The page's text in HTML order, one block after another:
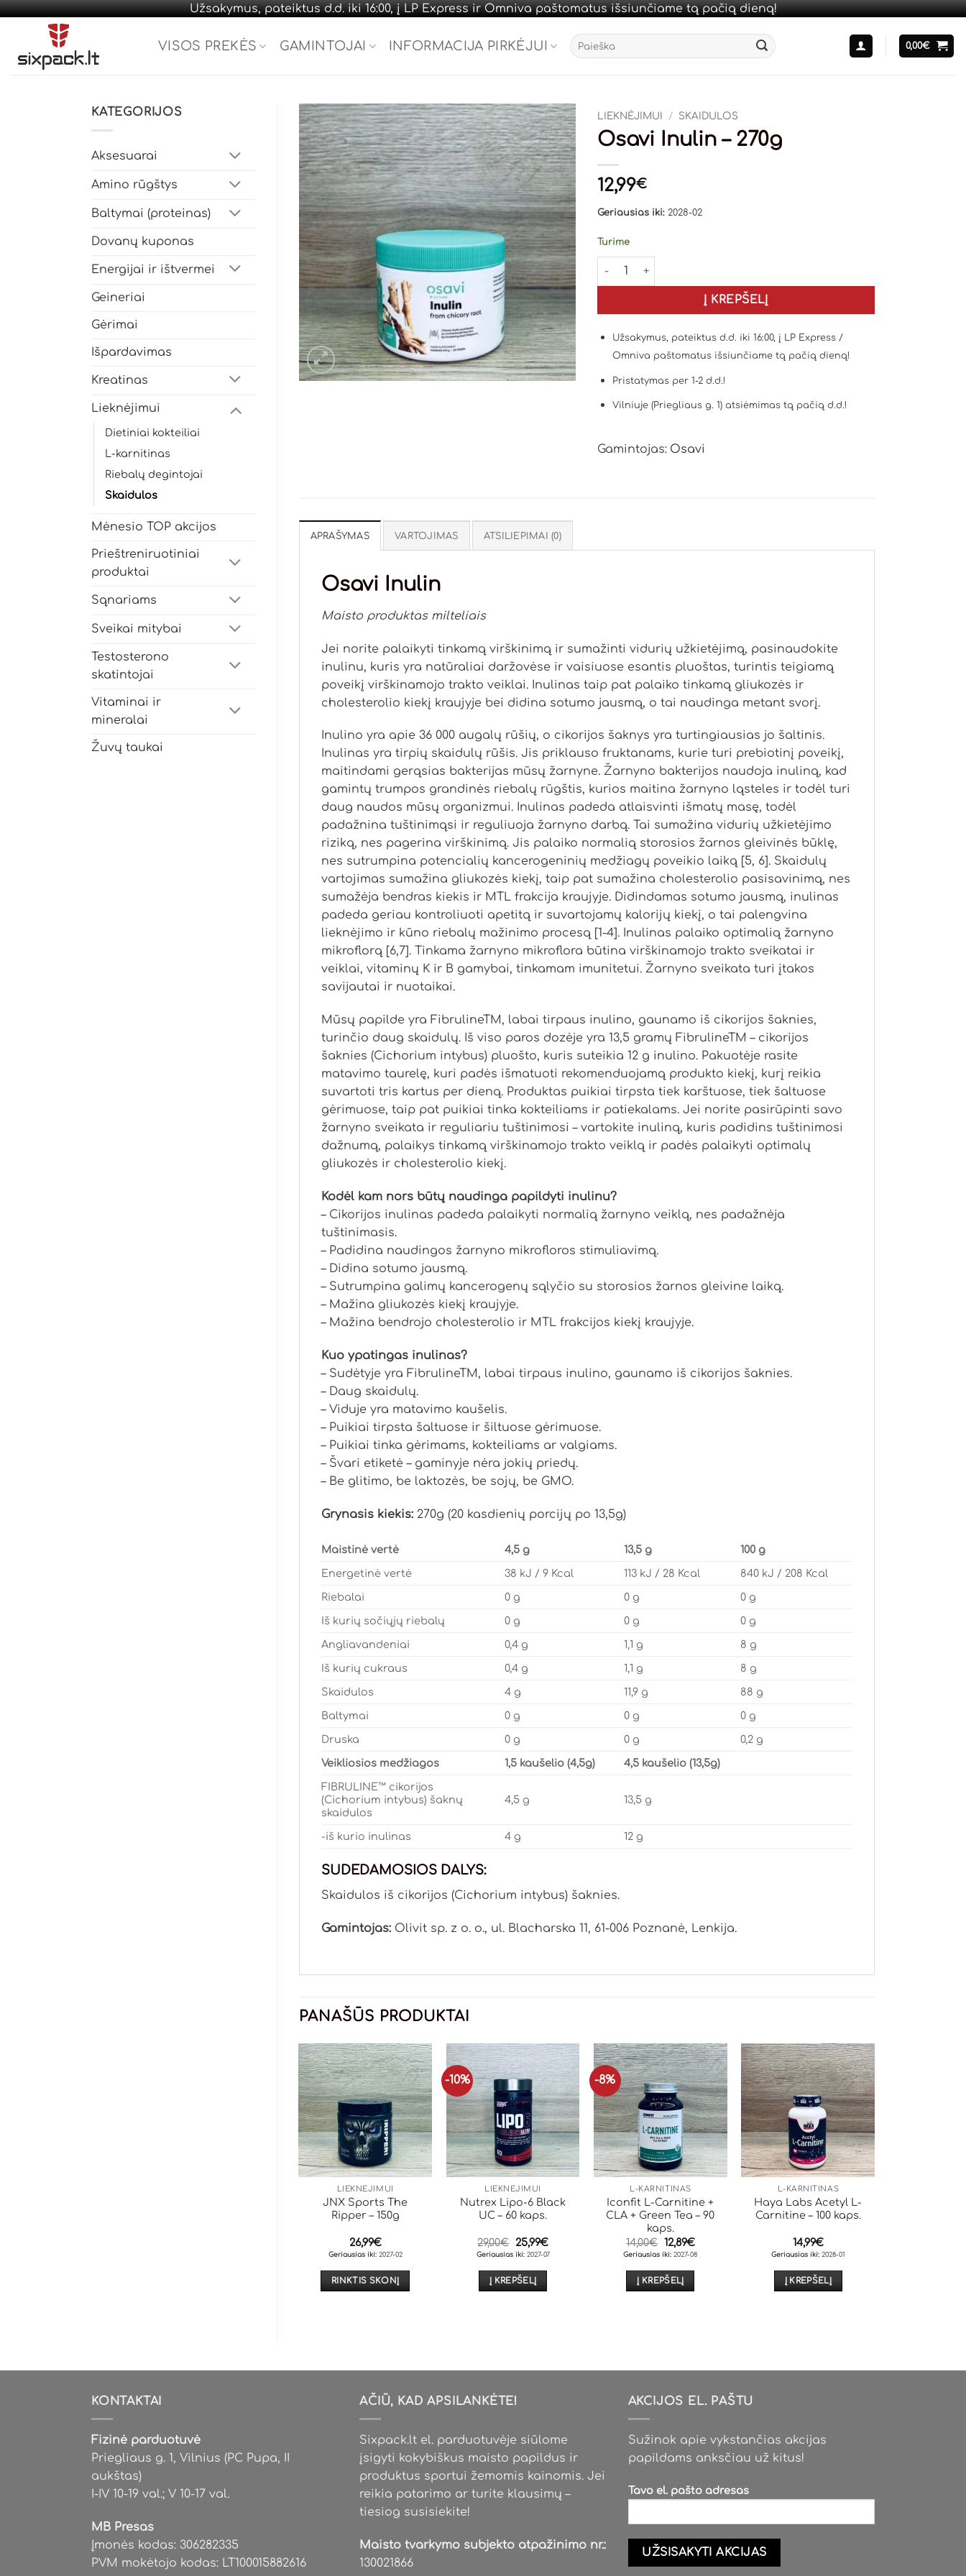
Užsakymus, pateiktus d.d. iki 16:00, į LP Express ir Omniva paštomatus išsiunčiame tą pačią dieną!
content
VISOS PREKĖS GAMINTOJAI INFORMACIJA PIRKĖJUI Ieškoti:
0,00€
KATEGORIJOS
Aksesuarai
Amino rūgštys
Baltymai (proteinas)
Dovanų kuponas
Energijai ir ištvermei
Geineriai
Gėrimai
Išpardavimas
Kreatinas
Lieknėjimui
Dietiniai kokteiliai
L-karnitinas
Riebalų degintojai
Skaidulos
Mėnesio TOP akcijos
Prieštreniruotiniai
produktai
Sąnariams
Sveikai mitybai
Testosterono
skatintojai
Vitaminai ir
mineralai
Žuvų taukai
LIEKNĖJIMUI / SKAIDULOS
Osavi Inulin – 270g
12,99€
Geriausias iki: 2028-02
Turime
produkto kiekis: Osavi Inulin - 270g
Į KREPŠELĮ
Užsakymus, pateiktus d.d. iki 16:00, į LP Express /
Omniva paštomatus išsiunčiame tą pačią dieną!
Pristatymas per 1-2 d.d.!
Vilniuje (Priegliaus g. 1) atsiėmimas tą pačią d.d.!
Gamintojas: Osavi
APRAŠYMAS VARTOJIMAS ATSILIEPIMAI (0)
Osavi Inulin
Maisto produktas milteliais
Jei norite palaikyti tinkamą virškinimą ir sumažinti vidurių užkietėjimą, pasinaudokite
inulinu, kuris yra natūraliai daržovėse ir vaisiuose esantis pluoštas, turintis teigiamą
poveikį virškinamojo trakto veiklai. Inulinas taip pat palaiko tinkamą gliukozės ir
cholesterolio kiekį kraujyje bei didina sotumo jausmą, o tai naudinga metant svorį.
Inulino yra apie 36 000 augalų rūšių, o cikorijos šaknys yra turtingiausias jo šaltinis.
Inulinas yra tirpių skaidulų rūšis. Jis priklauso fruktanams, kurie turi prebiotinį poveikį,
maitindami gerąsias bakterijas mūsų žarnyne. Žarnyno bakterijos naudoja inuliną, kad
gamintų trumpos grandinės riebalų rūgštis, kurios maitina žarnyno ląsteles ir todėl turi
daug naudos mūsų organizmui. Inulinas padeda atlaisvinti išmatų masę, todėl
padažnina tuštinimąsi ir reguliuoja žarnyno darbą. Tai sumažina vidurių užkietėjimo
riziką, nes pagerina virškinimą. Jis palaiko normalią storosios žarnos gleivinės būklę,
nes sutrumpina potencialių kancerogeninių medžiagų poveikio laiką [5, 6]. Skaidulų
vartojimas sumažina gliukozės kiekį, taip pat sumažina cholesterolio pasisavinimą, nes
sumažėja bendras kiekis ir MTL frakcija kraujyje. Didindamas sotumo jausmą, inulinas
padeda geriau kontroliuoti apetitą ir suvartojamų kalorijų kiekį, o tai palengvina
lieknėjimo ir kūno riebalų mažinimo procesą [1-4]. Inulinas palaiko optimalią žarnyno
mikroflorą [6,7]. Tinkama žarnyno mikroflora būtina virškinamojo trakto sveikatai ir
veiklai, vitaminų K ir B gamybai, tinkamam imunitetui. Žarnyno sveikata turi įtakos
savijautai ir nuotaikai.
Mūsų papilde yra FibrulineTM, labai tirpaus inulino, gaunamo iš cikorijos šaknies,
turinčio daug skaidulų. Iš viso paros dozėje yra 13,5 gramų FibrulineTM – cikorijos
šaknies (Cichorium intybus) pluošto, kuris suteikia 12 g inulino. Pakuotėje rasite
matavimo taurelę, kuri padės išmatuoti rekomenduojamą produkto kiekį, kurį reikia
suvartoti tris kartus per dieną. Produktas puikiai tirpsta tiek karštuose, tiek šaltuose
gėrimuose, taip pat puikiai tinka kokteiliams ir patiekalams. Jei norite pasirūpinti savo
žarnyno sveikata ir reguliariu tuštinimosi – vartokite inuliną, kuris padidins tuštinimosi
dažnumą, palaikys tinkamą virškinamojo trakto veiklą ir padės palaikyti optimalų
gliukozės ir cholesterolio kiekį.
Kodėl kam nors būtų naudinga papildyti inulinu?
– Cikorijos inulinas padeda palaikyti normalią žarnyno veiklą, nes padažnėja
tuštinimasis.
– Padidina naudingos žarnyno mikrofloros stimuliavimą.
– Didina sotumo jausmą.
– Sutrumpina galimų kancerogenų sąlyčio su storosios žarnos gleivine laiką.
– Mažina gliukozės kiekį kraujyje.
– Mažina bendrojo cholesterolio ir MTL frakcijos kiekį kraujyje.
Kuo ypatingas inulinas?
– Sudėtyje yra FibrulineTM, labai tirpaus inulino, gaunamo iš cikorijos šaknies.
– Daug skaidulų.
– Viduje yra matavimo kaušelis.
– Puikiai tirpsta šaltuose ir šiltuose gėrimuose.
– Puikiai tinka gėrimams, kokteiliams ar valgiams.
– Švari etiketė – gaminyje nėra jokių priedų.
– Be glitimo, be laktozės, be sojų, be GMO.
Grynasis kiekis:270g (20 kasdienių porcijų po 13,5g)
Maistinė vertė 4,5 g 13,5 g 100 g
Energetinė vertė 38 kJ / 9 Kcal 113 kJ / 28 Kcal 840 kJ / 208 Kcal
Riebalai 0 g 0 g 0 g
Iš kurių sočiųjų riebalų 0 g 0 g 0 g
Angliavandeniai 0,4 g 1,1 g 8 g
Iš kurių cukraus 0,4 g 1,1 g 8 g
Skaidulos 4 g 11,9 g 88 g
Baltymai 0 g 0 g 0 g
Druska 0 g 0 g 0,2 g
Veikliosios medžiagos 1,5 kaušelio (4,5g) 4,5 kaušelio (13,5g)
FIBRULINE™ cikorijos
(Cichorium intybus) šaknų
skaidulos
4,5 g 13,5 g
-iš kurio inulinas 4 g 12 g
SUDEDAMOSIOS DALYS:
Skaidulos iš cikorijos (Cichorium intybus) šaknies.
Gamintojas:Olivit sp. z o. o., ul. Blacharska 11, 61-006 Poznanė, Lenkija.
PANAŠŪS PRODUKTAI
LIEKNĖJIMUI
JNX Sports The
Ripper – 150g
26,99€
Geriausias iki:2027-02
RINKTIS SKONĮ
options
chosen
on
the
product
page
-10%
LIEKNĖJIMUI
Nutrex Lipo-6 Black
UC – 60 kaps.
29,00€ Original
price
29,00€.
25,99€Current
price
Geriausias iki:2027-07
Į KREPŠELĮ
-8%
L-KARNITINAS
Iconfit L-Carnitine +
CLA + Green Tea – 90
kaps.
14,00€ Original
price
14,00€.
12,89€Current
price
12,89€.
Geriausias iki: 2027-08
Į KREPŠELĮ
L-KARNITINAS
Haya Labs Acetyl L-
Carnitine – 100 kaps.
14,99€
Geriausias iki:2028-01
Į KREPŠELĮ
KONTAKTAI
Fizinė parduotuvė
Priegliaus g. 1, Vilnius (PC Pupa, II
aukštas)
I-IV 10-19 val.; V 10-17 val.
MB Presas
Įmonės kodas: 306282335
PVM mokėtojo kodas: LT100015882616
AČIŪ, KAD APSILANKĖTE!
Sixpack.lt el. parduotuvėje siūlome
įsigyti kokybiškus maisto papildus ir
produktus sportui žemomis kainomis. Jei
reikia patarimo ar turite klausimų –
tiesiog susisiekite!
Maisto tvarkymo subjekto atpažinimo nr.:
130021866
AKCIJOS EL. PAŠTU
Sužinok apie vykstančias akcijas
papildams anksčiau už kitus!
Tavo el. pašto adresas